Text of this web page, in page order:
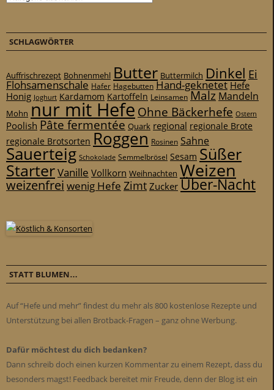
SCHLAGWÖRTER
Auffrischrezept Bohnenmehl Butter Buttermilch Dinkel Ei
Flohsamenschale Hafer Hagebutten Hand-geknetet Hefe
Honig Joghurt Kardamom Kartoffeln Leinsamen Malz Mandeln
Mohn nur mit Hefe Ohne Bäckerhefe Ostern
Poolish Pâte fermentée Quark regional regionale Brote
regionale Brotsorten Roggen Rosinen Sahne
Sauerteig Schokolade Semmelbrösel Sesam Süßer
StarterVanille Vollkorn Weihnachten Weizen
weizenfrei wenig Hefe ZimtZuckerÜber-Nacht
STATT BLUMEN…
Auf “Hefe und mehr” findest du mehr als 800 kostenlose Rezepte und
Unterstützung bei allen Brotback-Fragen – ganz ohne Werbung.
Dafür möchtest du dich bedanken?
Dann schreib doch einen kurzen Kommentar zu einem Rezept, dass du
besonders magst! Feedback bereitet mir Freude, denn der Blog ist ein